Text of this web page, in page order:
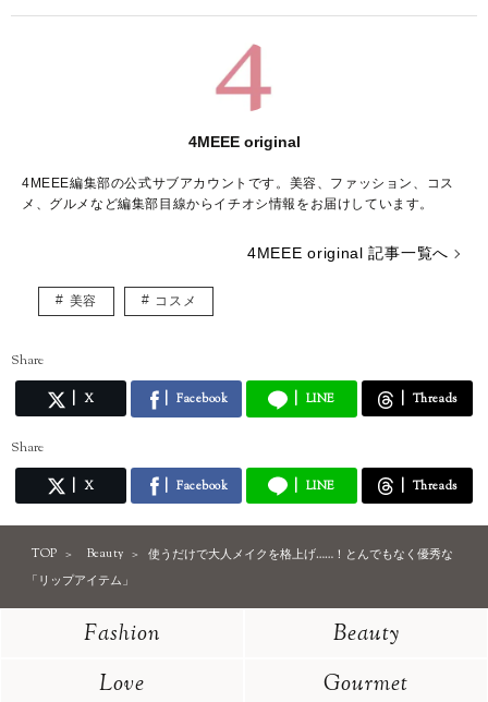
4MEEE original
4MEEE編集部の公式サブアカウントです。美容、ファッション、コス
メ、グルメなど編集部目線からイチオシ情報をお届けしています。
4MEEE original 記事一覧へ
美容 コスメ
Share
X Facebook LINE Threads
Share
X Facebook LINE Threads
TOP Beauty
使うだけで大人メイクを格上げ……！とんでもなく優秀な
「リップアイテム」
Fashion
Beauty
Love
Gourmet